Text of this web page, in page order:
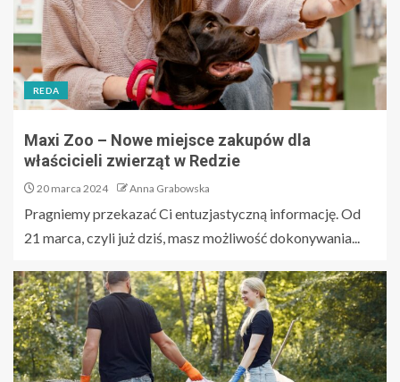
REDA
Maxi Zoo – Nowe miejsce zakupów dla
właścicieli zwierząt w Redzie
20 marca 2024 Anna Grabowska
Pragniemy przekazać Ci entuzjastyczną informację. Od
21 marca, czyli już dziś, masz możliwość dokonywania...